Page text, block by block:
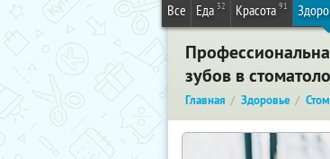
Все Еда 32 Красота 91
зубов в
Главная Здоровье